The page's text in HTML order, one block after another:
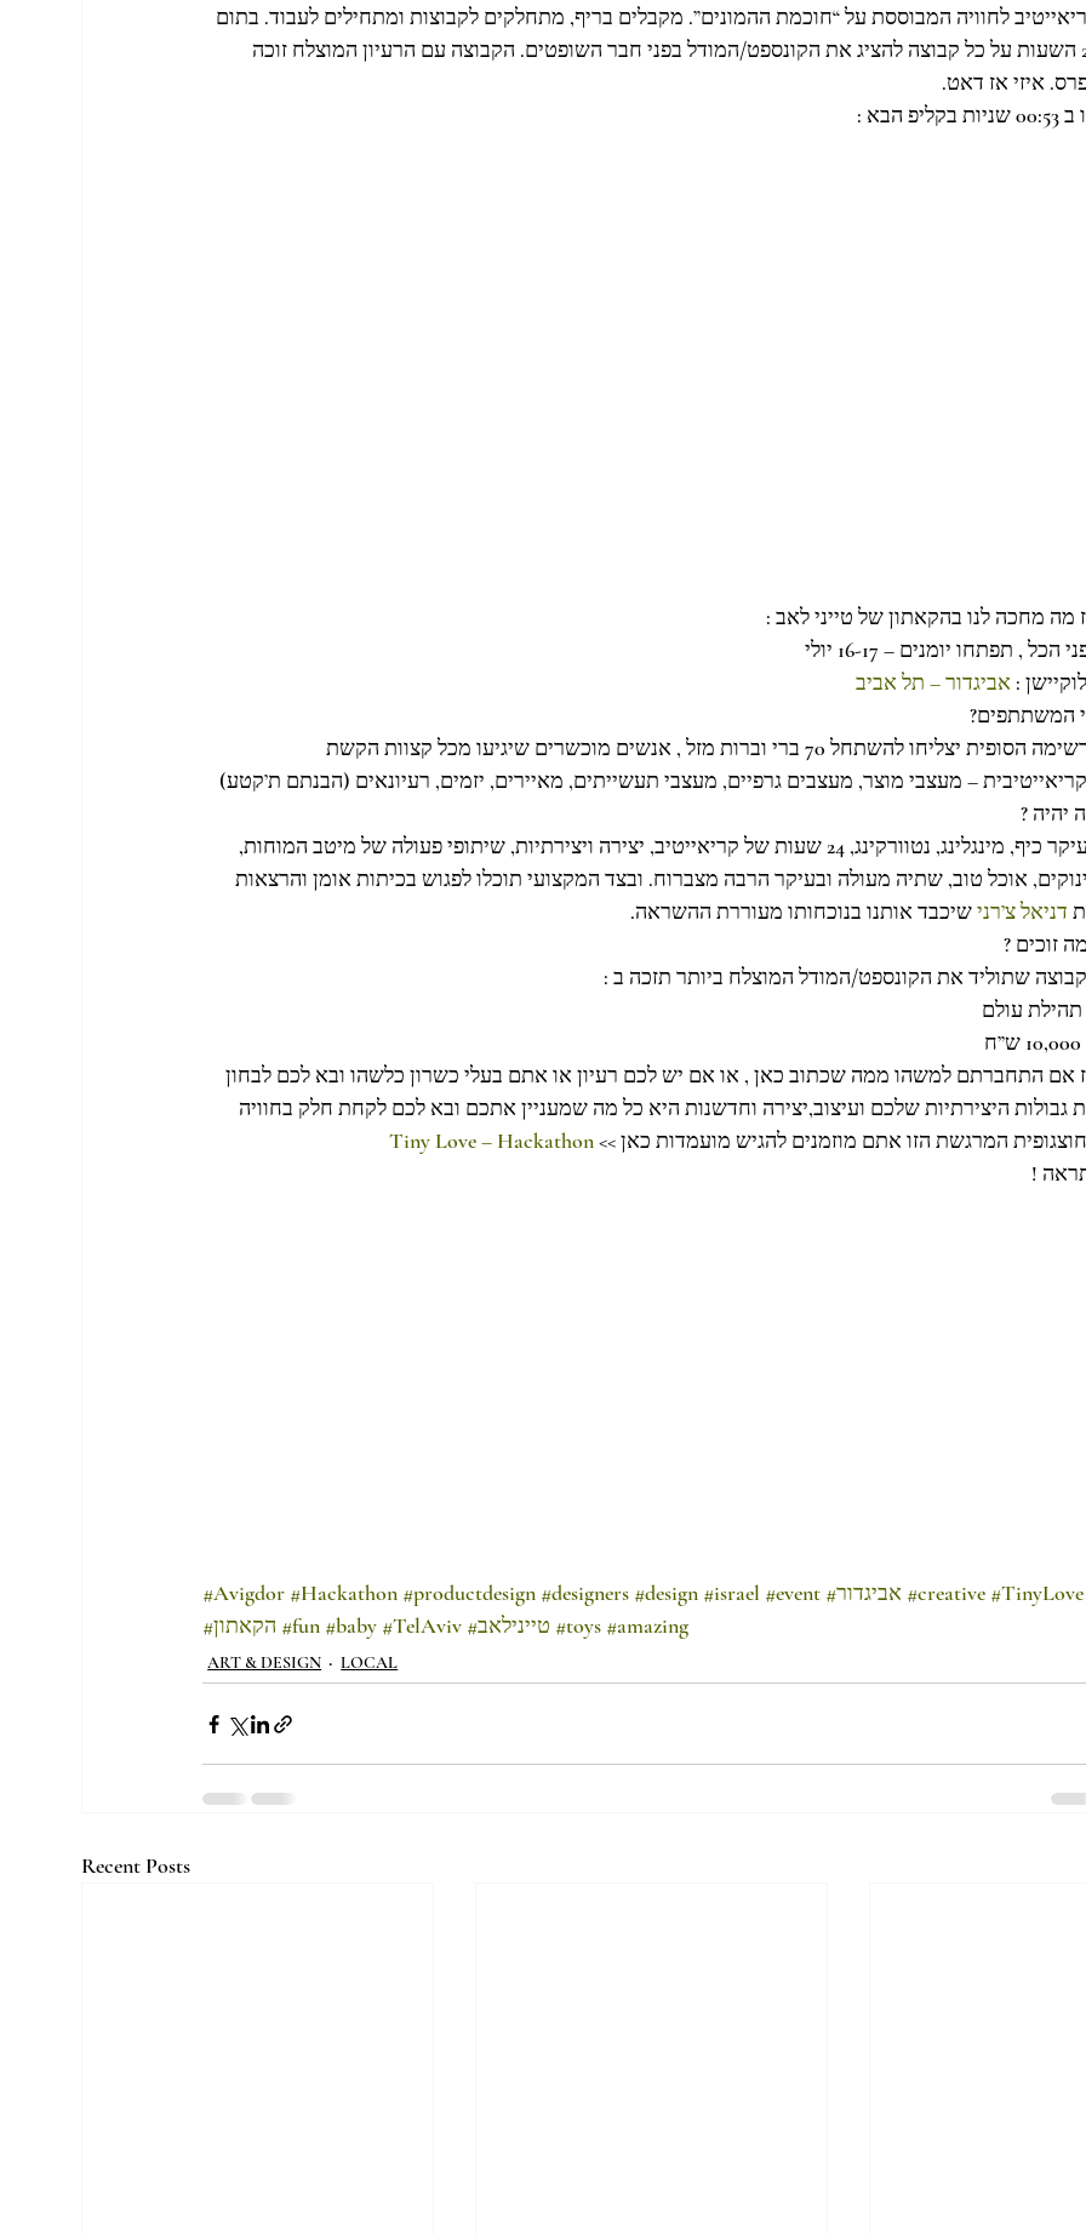
לחוויה המבוססת על “חוכמת ההמונים”. מקבלים בריף, מתחלקים לקבוצות ומתחילים לעבוד. בתום
24 השעות על כל קבוצה להציג את הקונספט/המודל בפני חבר השופטים. הקבוצה עם הרעיון המוצלח זוכה
איזי אז דאט.
בקליפ הבא :
מה מחכה לנו בהקאתון של טייני לאב :
הכל , תפתחו יומנים – 16-17 יולי
: אביגדור – תל אביב
המשתתפים?
לרשימה הסופית יצליחו להשתחל 70 ברי וברות מזל , אנשים מוכשרים שיגיעו מכל קצוות הקשת
– מעצבי מוצר, מעצבים גרפיים, מעצבי תעשייתים, מאיירים, יזמים, רעיונאים (הבנתם ת’קטע)
יהיה ?
בעיקר כיף, מינגלינג, נטוורקינג, 24 שעות של קריאייטיב, יצירה ויצירתיות, שיתופי פעולה של מיטב המוחות,
אוכל טוב, שתיה מעולה ובעיקר הרבה מצברוח. ובצד המקצועי תוכלו לפגוש בכיתות אומן והרצאות
דניאל צ’רני שיכבד אותנו בנוכחותו מעוררת ההשראה.
זוכים ?
שתוליד את הקונספט/המודל המוצלח ביותר תזכה ב :
אם התחברתם למשהו ממה שכתוב כאן , או אם יש לכם רעיון או אתם בעלי כשרון כלשהו ובא לכם לבחון
גבולות היצירתיות שלכם ועיצוב,יצירה וחדשנות היא כל מה שמעניין אתכם ובא לכם לקחת חלק בחוויה
המרגשת הזו אתם מוזמנים להגיש מועמדות כאן >> Tiny Love – Hackathon
!
#Avigdor #Hackathon #productdesign #designers #design #israel #event #אביגדור #creative #TinyLove
#הקאתון #fun #baby #TelAviv #טיינילאב #toys #amazing
ART & DESIGN LOCAL
Recent Posts